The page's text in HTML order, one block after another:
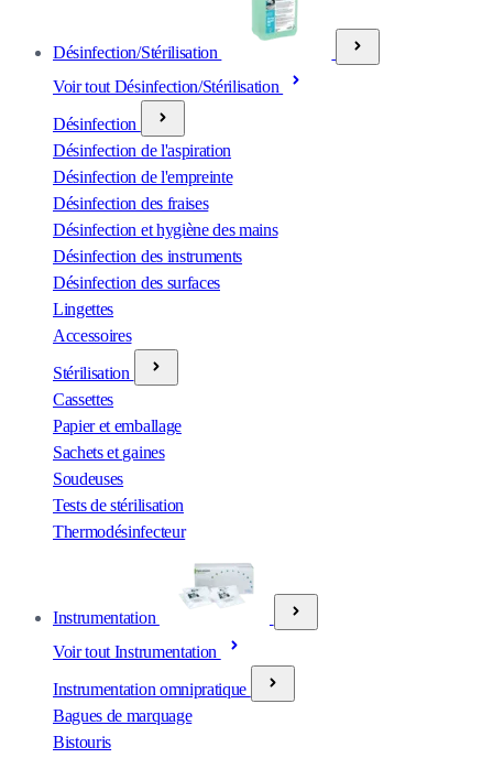
Désinfection/Stérilisation
Voir tout Désinfection/Stérilisation
Désinfection
Désinfection de l'aspiration
Désinfection de l'empreinte
Désinfection des fraises
Désinfection et hygiène des mains
Désinfection des instruments
Désinfection des surfaces
Lingettes
Accessoires
Stérilisation
Cassettes
Papier et emballage
Sachets et gaines
Soudeuses
Tests de stérilisation
Thermodésinfecteur
Instrumentation
Voir tout Instrumentation
Instrumentation omnipratique
Bagues de marquage
Bistouris